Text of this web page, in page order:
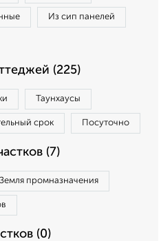
Из сип панелей
(225)
Таунхаусы
срок Посуточно
(7)
Земля промназначения
(0)